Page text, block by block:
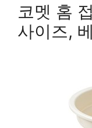
코멧 홈
사이즈,